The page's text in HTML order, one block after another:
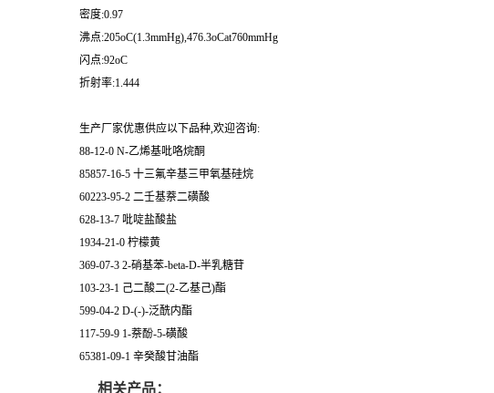
密度:0.97
沸点:205oC(1.3mmHg),476.3oCat760mmHg
闪点:92oC
折射率:1.444
生产厂家优惠供应以下品种,欢迎咨询:
88-12-0 N-乙烯基吡咯烷酮
85857-16-5 十三氟辛基三甲氧基硅烷
60223-95-2 二壬基萘二磺酸
628-13-7 吡啶盐酸盐
1934-21-0 柠檬黄
369-07-3 2-硝基苯-beta-D-半乳糖苷
103-23-1 己二酸二(2-乙基己)酯
599-04-2 D-(-)-泛酰内酯
117-59-9 1-萘酚-5-磺酸
65381-09-1 辛癸酸甘油酯
相关产品：